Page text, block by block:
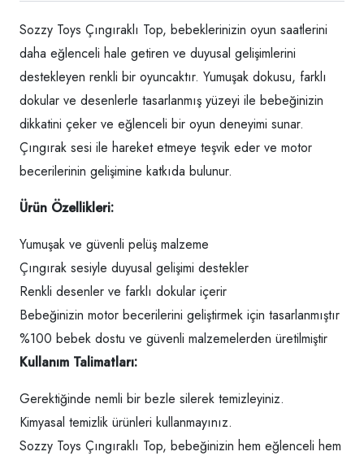
Sozzy Toys Çıngıraklı Top, bebeklerinizin oyun saatlerini
daha eğlenceli hale getiren ve duyusal gelişimlerini
destekleyen renkli bir oyuncaktır. Yumuşak dokusu, farklı
dokular ve desenlerle tasarlanmış yüzeyi ile bebeğinizin
dikkatini çeker ve eğlenceli bir oyun deneyimi sunar.
Çıngırak sesi ile hareket etmeye teşvik eder ve motor
becerilerinin gelişimine katkıda bulunur.
Ürün Özellikleri:
Yumuşak ve güvenli pelüş malzeme
Çıngırak sesiyle duyusal gelişimi destekler
Renkli desenler ve farklı dokular içerir
Bebeğinizin motor becerilerini geliştirmek için tasarlanmıştır
%100 bebek dostu ve güvenli malzemelerden üretilmiştir
Kullanım Talimatları:
Gerektiğinde nemli bir bezle silerek temizleyiniz.
Kimyasal temizlik ürünleri kullanmayınız.
Sozzy Toys Çıngıraklı Top, bebeğinizin hem eğlenceli hem